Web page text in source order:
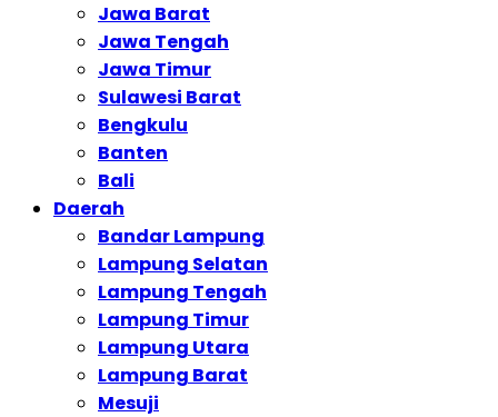
Jawa Barat
Jawa Tengah
Jawa Timur
Sulawesi Barat
Bengkulu
Banten
Bali
Daerah
Bandar Lampung
Lampung Selatan
Lampung Tengah
Lampung Timur
Lampung Utara
Lampung Barat
Mesuji